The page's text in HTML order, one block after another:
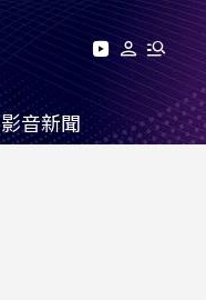
影音新聞